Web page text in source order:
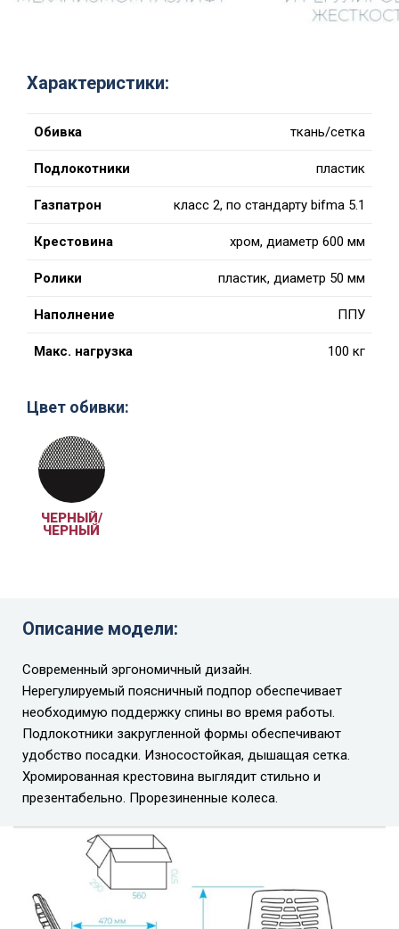
Характеристики:
Обивка ткань/сетка
Подлокотники пластик
Газпатрон класс 2, по стандарту bifma 5.1
Крестовина хром, диаметр 600 мм
Ролики пластик, диаметр 50 мм
Наполнение ППУ
Макс. нагрузка 100 кг
Цвет обивки:
ЧЕРНЫЙ/
ЧЕРНЫЙ
Описание модели:
Современный эргономичный дизайн.
Нерегулируемый поясничный подпор обеспечивает
необходимую поддержку спины во время работы.
Подлокотники закругленной формы обеспечивают
удобство посадки. Износостойкая, дышащая сетка.
Хромированная крестовина выглядит стильно и
презентабельно. Прорезиненные колеса.